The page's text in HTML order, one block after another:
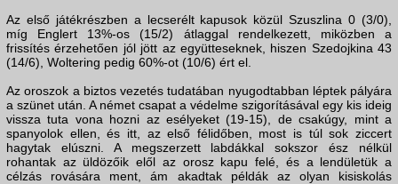
Az első játékrészben a lecserélt kapusok közül Szuszlina 0 (3/0),
míg Englert 13%-os (15/2) átlaggal rendelkezett, miközben a
frissítés érzehetően jól jött az együtteseknek, hiszen Szedojkina 43
(14/6), Woltering pedig 60%-ot (10/6) ért el.
Az oroszok a biztos vezetés tudatában nyugodtabban léptek pályára
a szünet után. A német csapat a védelme szigorításával egy kis ideig
vissza tuta vona hozni az esélyeket (19-15), de csakúgy, mint a
spanyolok ellen, és itt, az első félidőben, most is túl sok ziccert
hagytak elúszni. A megszerzett labdákkal sokszor ész nélkül
rohantak az üldözőik elől az orosz kapu felé, és a lendületük a
célzás rovására ment, ám akadtak példák az olyan kisiskolás